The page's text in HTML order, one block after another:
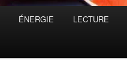
ÉNERGIE LECTURE